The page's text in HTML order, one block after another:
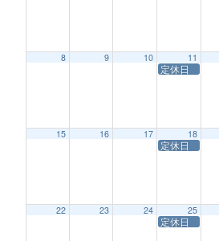
8 9 10 11
定休日
15 16 17 18
定休日
22 23 24 25
定休日